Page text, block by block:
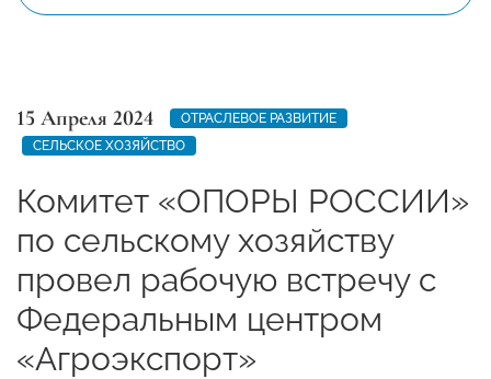
15 Апреля 2024
ОТРАСЛЕВОЕ РАЗВИТИЕ
СЕЛЬСКОЕ ХОЗЯЙСТВО
Комитет «ОПОРЫ РОССИИ»
по сельскому хозяйству
провел рабочую встречу с
Федеральным центром
«Агроэкспорт»